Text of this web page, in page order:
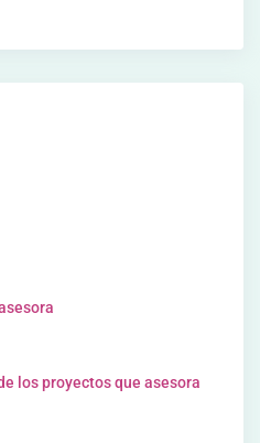
los proyectos que asesora